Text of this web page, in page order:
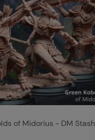
of Midorius - DM Stash